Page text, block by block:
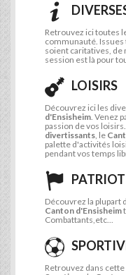
Retrouvez ici toutes
communauté.
soient caritatives,
session est là pour
LOISIRS
Découvrez ici les
d'Ensisheim . Venez
passion de vos
divertissants , le
palette d'activités
pendant vos temps
Découvrez la plupart
Canton d'Ensisheim
Combattants,etc...
Retrouvez dans